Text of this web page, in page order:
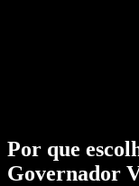
Por que
Governador